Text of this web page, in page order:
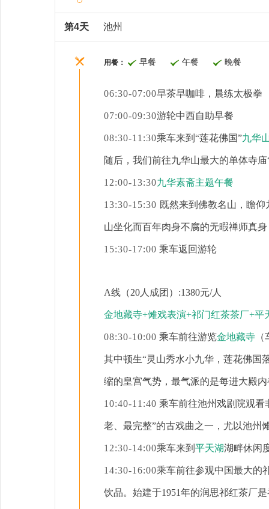
第4天 池州
用餐： 早餐 午餐 晚餐
06:30-07:00早茶早咖啡，晨练太极拳
07:00-09:30游轮中西自助早餐
08:30-11:30乘车来到 “莲花佛国”九华
随后，我们前往九华山最大的单体寺
12:00-13:30九华素斋主题午餐
13:30-15:30 既然来到佛教名山，瞻仰
山坐化而百年肉身不腐的无暇禅师真
15:30-17:00 乘车返回游轮
A线（20人成团）:1380元/人
金地藏寺+傩戏表演+祁门红茶茶厂+平
08:30-10:00 乘车前往游览金地藏寺
其中顿生“灵山秀水小九华，莲花佛国
缩的皇宫气势，最气派的是每进大殿
10:40-11:40 乘车前往池州戏剧院观看
老、最完整”的古戏曲之一，尤以池州
12:30-14:00乘车来到 平天湖湖畔休闲
14:30-16:00乘车前往参观中国最大的
饮品。始建于1951年的润思祁红茶厂